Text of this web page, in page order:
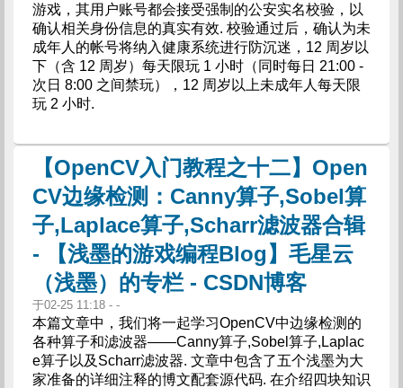
游戏，其用户账号都会接受强制的公安实名校验，以
确认相关身份信息的真实有效. 校验通过后，确认为未
成年人的帐号将纳入健康系统进行防沉迷，12 周岁以
下（含 12 周岁）每天限玩 1 小时（同时每日 21:00 -
次日 8:00 之间禁玩），12 周岁以上未成年人每天限
玩 2 小时.
【OpenCV入门教程之十二】Open
CV边缘检测：Canny算子,Sobel算
子,Laplace算子,Scharr滤波器合辑
- 【浅墨的游戏编程Blog】毛星云
（浅墨）的专栏 - CSDN博客
于02-25 11:18 - -
本篇文章中，我们将一起学习OpenCV中边缘检测的
各种算子和滤波器——Canny算子,Sobel算子,Laplac
e算子以及Scharr滤波器. 文章中包含了五个浅墨为大
家准备的详细注释的博文配套源代码. 在介绍四块知识